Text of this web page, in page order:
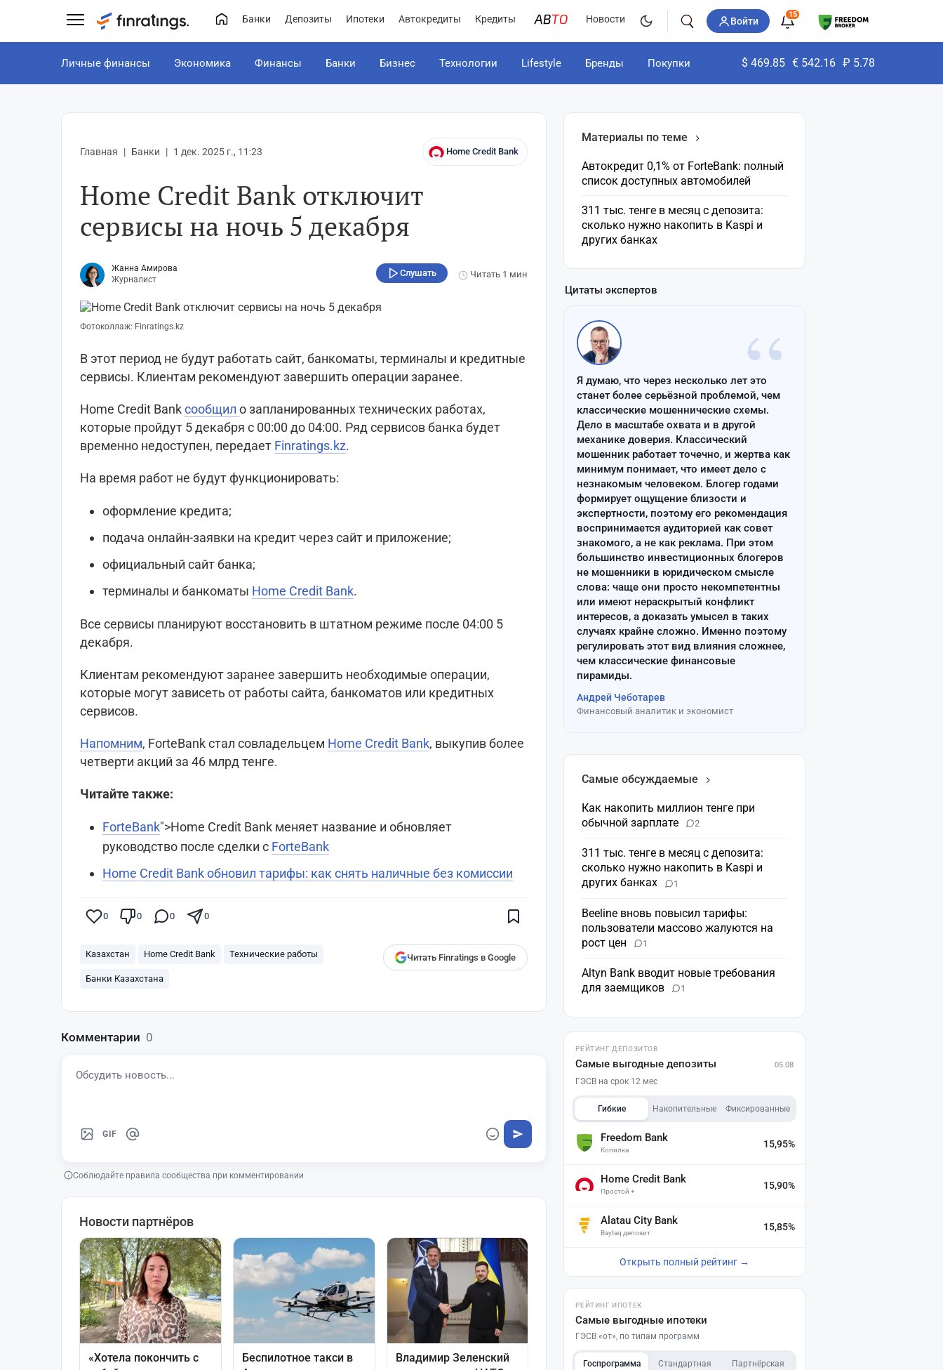
Банки Депозиты Ипотеки Автокредиты Кредиты Новости Войти
15
Личные финансы Экономика Финансы Банки Бизнес Технологии Lifestyle Бренды Покупки $ 469.85 € 542.16 ₽ 5.78
Главная Банки 1 дек. 2025 г., 11:23 Home Credit Bank
Home Credit Bank отключит
сервисы на ночь 5 декабря
Жанна Амирова
Журналист
Слушать Читать 1 мин
Фотоколлаж: Finratings.kz
В этот период не будут работать сайт, банкоматы, терминалы и кредитные
сервисы. Клиентам рекомендуют завершить операции заранее.
Home Credit Bankсообщил о запланированных технических работах,
которые пройдут 5 декабря с 00:00 до 04:00. Ряд сервисов банка будет
временно недоступен, передает Finratings.kz.
На время работ не будут функционировать:
оформление кредита;
подача онлайн-заявки на кредит через сайт и приложение;
официальный сайт банка;
терминалы и банкоматы Home Credit Bank.
Все сервисы планируют восстановить в штатном режиме после 04:00 5
декабря.
Клиентам рекомендуют заранее завершить необходимые операции,
которые могут зависеть от работы сайта, банкоматов или кредитных
сервисов.
Напомним, ForteBank стал совладельцем Home Credit Bank, выкупив более
четверти акций за 46 млрд тенге.
Читайте также:
ForteBank">Home Credit Bank меняет название и обновляет
руководство после сделки с ForteBank
Home Credit Bank обновил тарифы: как снять наличные без комиссии
0 0 0 0
Казахстан Home Credit Bank Технические работы
Банки Казахстана
Читать Finratings в Google
Поставьте галочку рядом с
Finratings.kz— и наши материалы
Комментарии 0
GIF
Соблюдайте правила сообщества при комментировании
Материалы по теме
Автокредит 0,1% от ForteBank: полный
список доступных автомобилей
311 тыс. тенге в месяц с депозита:
сколько нужно накопить в Kaspi и
других банках
Цитаты экспертов
“
Я думаю, что через несколько лет это
станет более серьёзной проблемой, чем
классические мошеннические схемы.
Дело в масштабе охвата и в другой
механике доверия. Классический
мошенник работает точечно, и жертва как
минимум понимает, что имеет дело с
незнакомым человеком. Блогер годами
формирует ощущение близости и
экспертности, поэтому его рекомендация
воспринимается аудиторией как совет
знакомого, а не как реклама. При этом
большинство инвестиционных блогеров
не мошенники в юридическом смысле
слова: чаще они просто некомпетентны
или имеют нераскрытый конфликт
интересов, а доказать умысел в таких
случаях крайне сложно. Именно поэтому
регулировать этот вид влияния сложнее,
чем классические финансовые
пирамиды.
Андрей Чеботарев
Финансовый аналитик и экономист
Самые обсуждаемые
Как накопить миллион тенге при
обычной зарплате
2
311 тыс. тенге в месяц с депозита:
сколько нужно накопить в Kaspi и
других банках
1
Beeline вновь повысил тарифы:
пользователи массово жалуются на
рост цен
1
Altyn Bank вводит новые требования
для заемщиков
1
РЕЙТИНГ ДЕПОЗИТОВ
Самые выгодные депозиты 05.08
ГЭСВ на срок 12 мес
Гибкие Накопительные Фиксированные
Freedom Bank
Копилка
15,95%
Home Credit Bank
Простой +
15,90%
Alatau City Bank
Baytaq депозит
15,85%
Открыть полный рейтинг →
РЕЙТИНГ ИПОТЕК
Самые выгодные ипотеки
ГЭСВ «от», по типам программ
Госпрограмма Стандартная Партнёрская